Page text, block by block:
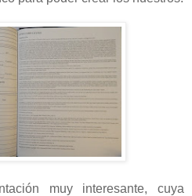
muy interesante, cuya